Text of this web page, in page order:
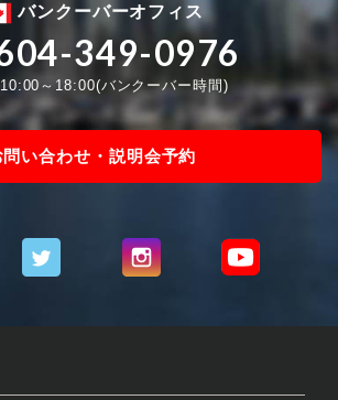
バンクーバーオフィス
349-0976
～18:00(バンクーバー時間)
問い合わせ・説明会予約